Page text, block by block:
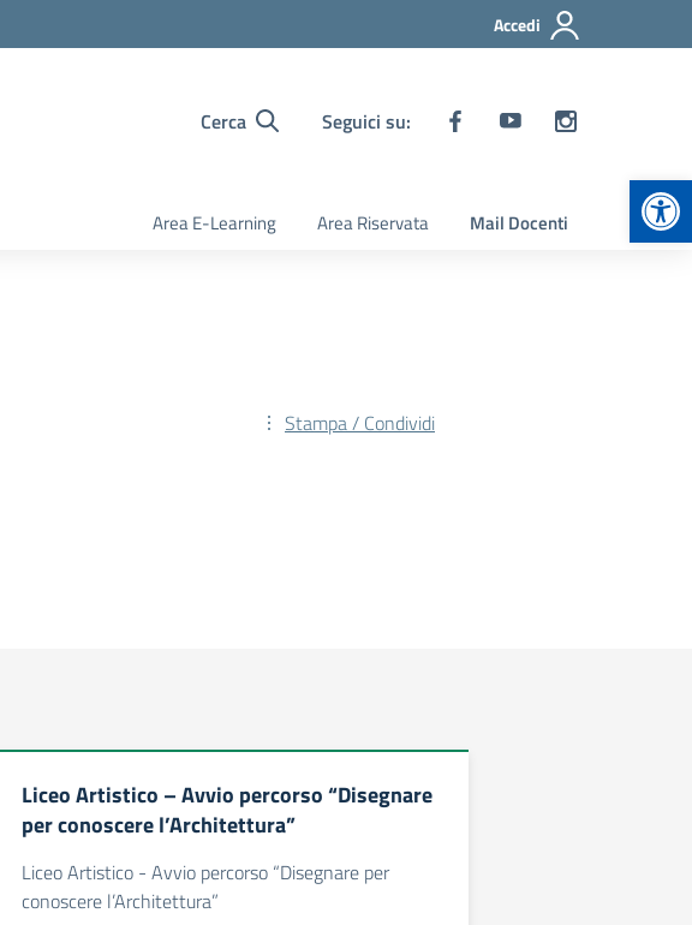
Accedi
Cerca Seguici su:
Area E-Learning Area Riservata Mail Docenti
Stampa / Condividi
Liceo Artistico – Avvio percorso “Disegnare
per conoscere l’Architettura”
Liceo Artistico - Avvio percorso “Disegnare per
conoscere l’Architettura”